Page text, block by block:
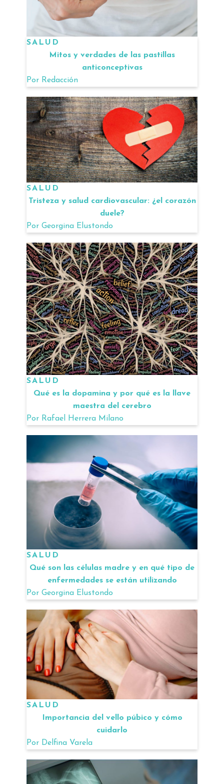
SALUD
Mitos y verdades de las pastillas
anticonceptivas
Por Redacción
SALUD
Tristeza y salud cardiovascular: ¿el corazón
duele?
Por Georgina Elustondo
SALUD
Qué es la dopamina y por qué es la llave
maestra del cerebro
Por Rafael Herrera Milano
SALUD
Qué son las células madre y en qué tipo de
enfermedades se están utilizando
Por Georgina Elustondo
SALUD
Importancia del vello púbico y cómo
cuidarlo
Por Delfina Varela